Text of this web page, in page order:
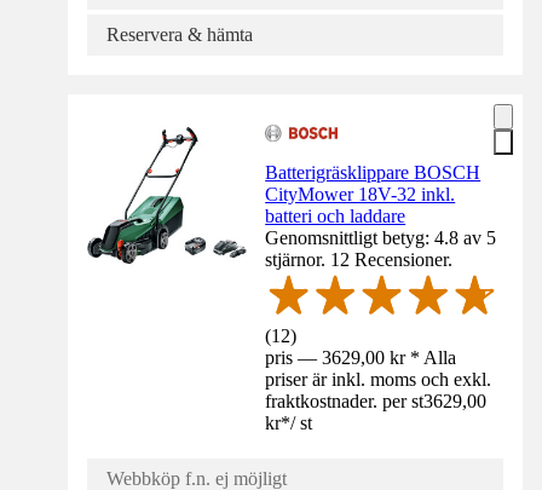
Reservera & hämta
Batterigräsklippare BOSCH
CityMower 18V-32 inkl.
batteri och laddare
Genomsnittligt betyg: 4.8 av 5
stjärnor. 12 Recensioner.
(12)
pris — 3629,00 kr * Alla
priser är inkl. moms och exkl.
fraktkostnader. per st3629,00
kr*/ st
Webbköp f.n. ej möjligt